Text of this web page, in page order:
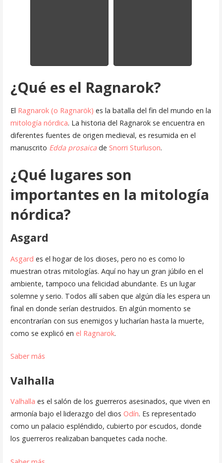
¿Qué es el Ragnarok?
El Ragnarok (o Ragnarök) es la batalla del fin del mundo en la
mitología nórdica. La historia del Ragnarok se encuentra en
diferentes fuentes de origen medieval, es resumida en el
manuscrito Edda prosaicade Snorri Sturluson.
¿Qué lugares son
importantes en la mitología
nórdica?
Asgard
Asgard es el hogar de los dioses, pero no es como lo
muestran otras mitologías. Aquí no hay un gran júbilo en el
ambiente, tampoco una felicidad abundante. Es un lugar
solemne y serio. Todos allí saben que algún día les espera un
final en donde serían destruidos. En algún momento se
encontrarían con sus enemigos y lucharían hasta la muerte,
como se explicó en el Ragnarok.
Saber más
Valhalla
Valhalla es el salón de los guerreros asesinados, que viven en
armonía bajo el liderazgo del dios Odín. Es representado
como un palacio espléndido, cubierto por escudos, donde
los guerreros realizaban banquetes cada noche.